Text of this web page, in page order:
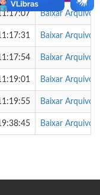
Baixar Arquivo
Baixar Arquivo
Baixar Arquivo
Baixar Arquivo
Baixar Arquivo
Baixar Arquivo